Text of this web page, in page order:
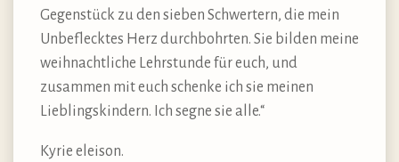
Gegenstück zu den sieben Schwertern, die mein
Unbeflecktes Herz durchbohrten. Sie bilden meine
weihnachtliche Lehrstunde für euch, und
zusammen mit euch schenke ich sie meinen
Lieblingskindern. Ich segne sie alle.“
Kyrie eleison.